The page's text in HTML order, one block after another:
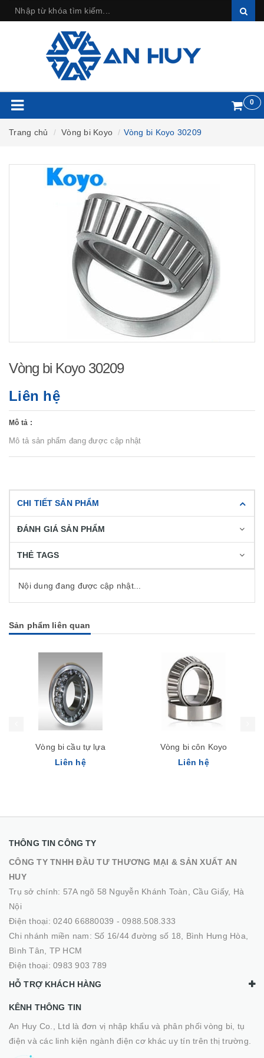
0
Trang chủ Vòng bi Koyo Vòng bi Koyo 30209
Vòng bi Koyo 30209
Liên hệ
Mô tả :
Mô tả sản phẩm đang được cập nhật
CHI TIẾT SẢN PHẨM
ĐÁNH GIÁ SẢN PHẨM
THẺ TAGS
Nội dung đang được cập nhật...
Sản phẩm liên quan
Vòng bi cầu tự lựa
Liên hệ
Vòng bi côn Koyo
Liên hệ
THÔNG TIN CÔNG TY
CÔNG TY TNHH ĐẦU TƯ THƯƠNG MẠI & SẢN XUẤT AN
HUY
Trụ sở chính: 57A ngõ 58 Nguyễn Khánh Toàn, Cầu Giấy, Hà
Nội
Điện thoại: 0240 66880039 - 0988.508.333
Chi nhánh miền nam: Số 16/44 đường số 18, Bình Hưng Hòa,
Bình Tân, TP HCM
Điện thoại: 0983 903 789
HỖ TRỢ KHÁCH HÀNG
KÊNH THÔNG TIN
An Huy Co., Ltd là đơn vị nhập khẩu và phân phối vòng bi, tụ
điện và các linh kiện ngành điện cơ khác uy tín trên thị trường.